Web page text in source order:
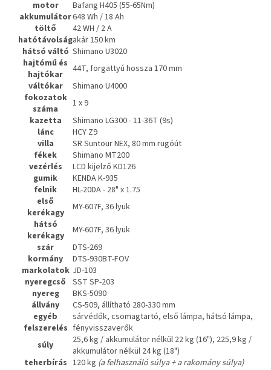
motor
Bafang H405 (55-65Nm)
akkumulátor648 Wh / 18 Ah
töltő
42 WH / 2 A
hatótávolságakár 150 km
hátsó váltó Shimano U3020
hajtómű és
hajtókar
44T, forgattyú hossza 170 mm
váltókar
Shimano U4000
fokozatok
száma
1 x 9
kazetta
Shimano LG300 - 11-36T (9s)
lánc
HCY Z9
villa
SR Suntour NEX, 80 mm rugóút
fékek
Shimano MT200
vezérlés
LCD kijelző KD126
gumik
KENDA K-935
felnik
HL-20DA - 28" x 1.75
első
kerékagy
MY-607F, 36 lyuk
hátsó
kerékagy
MY-607F, 36 lyuk
szár
DTS-269
kormány
DTS-930BT-FOV
markolatok JD-103
nyeregcső SST SP-203
nyereg
BKS-5090
állvány
CS-509, állítható 280-330 mm
egyéb
felszerelés
sárvédők, csomagtartó, első lámpa, hátsó lámpa,
fényvisszaverők
súly
25,6 kg / akkumulátor nélkül 22 kg (16"), 225,9 kg /
akkumulátor nélkül 24 kg (18")
teherbírás 120 kg (a felhasználó súlya + a rakomány súlya)